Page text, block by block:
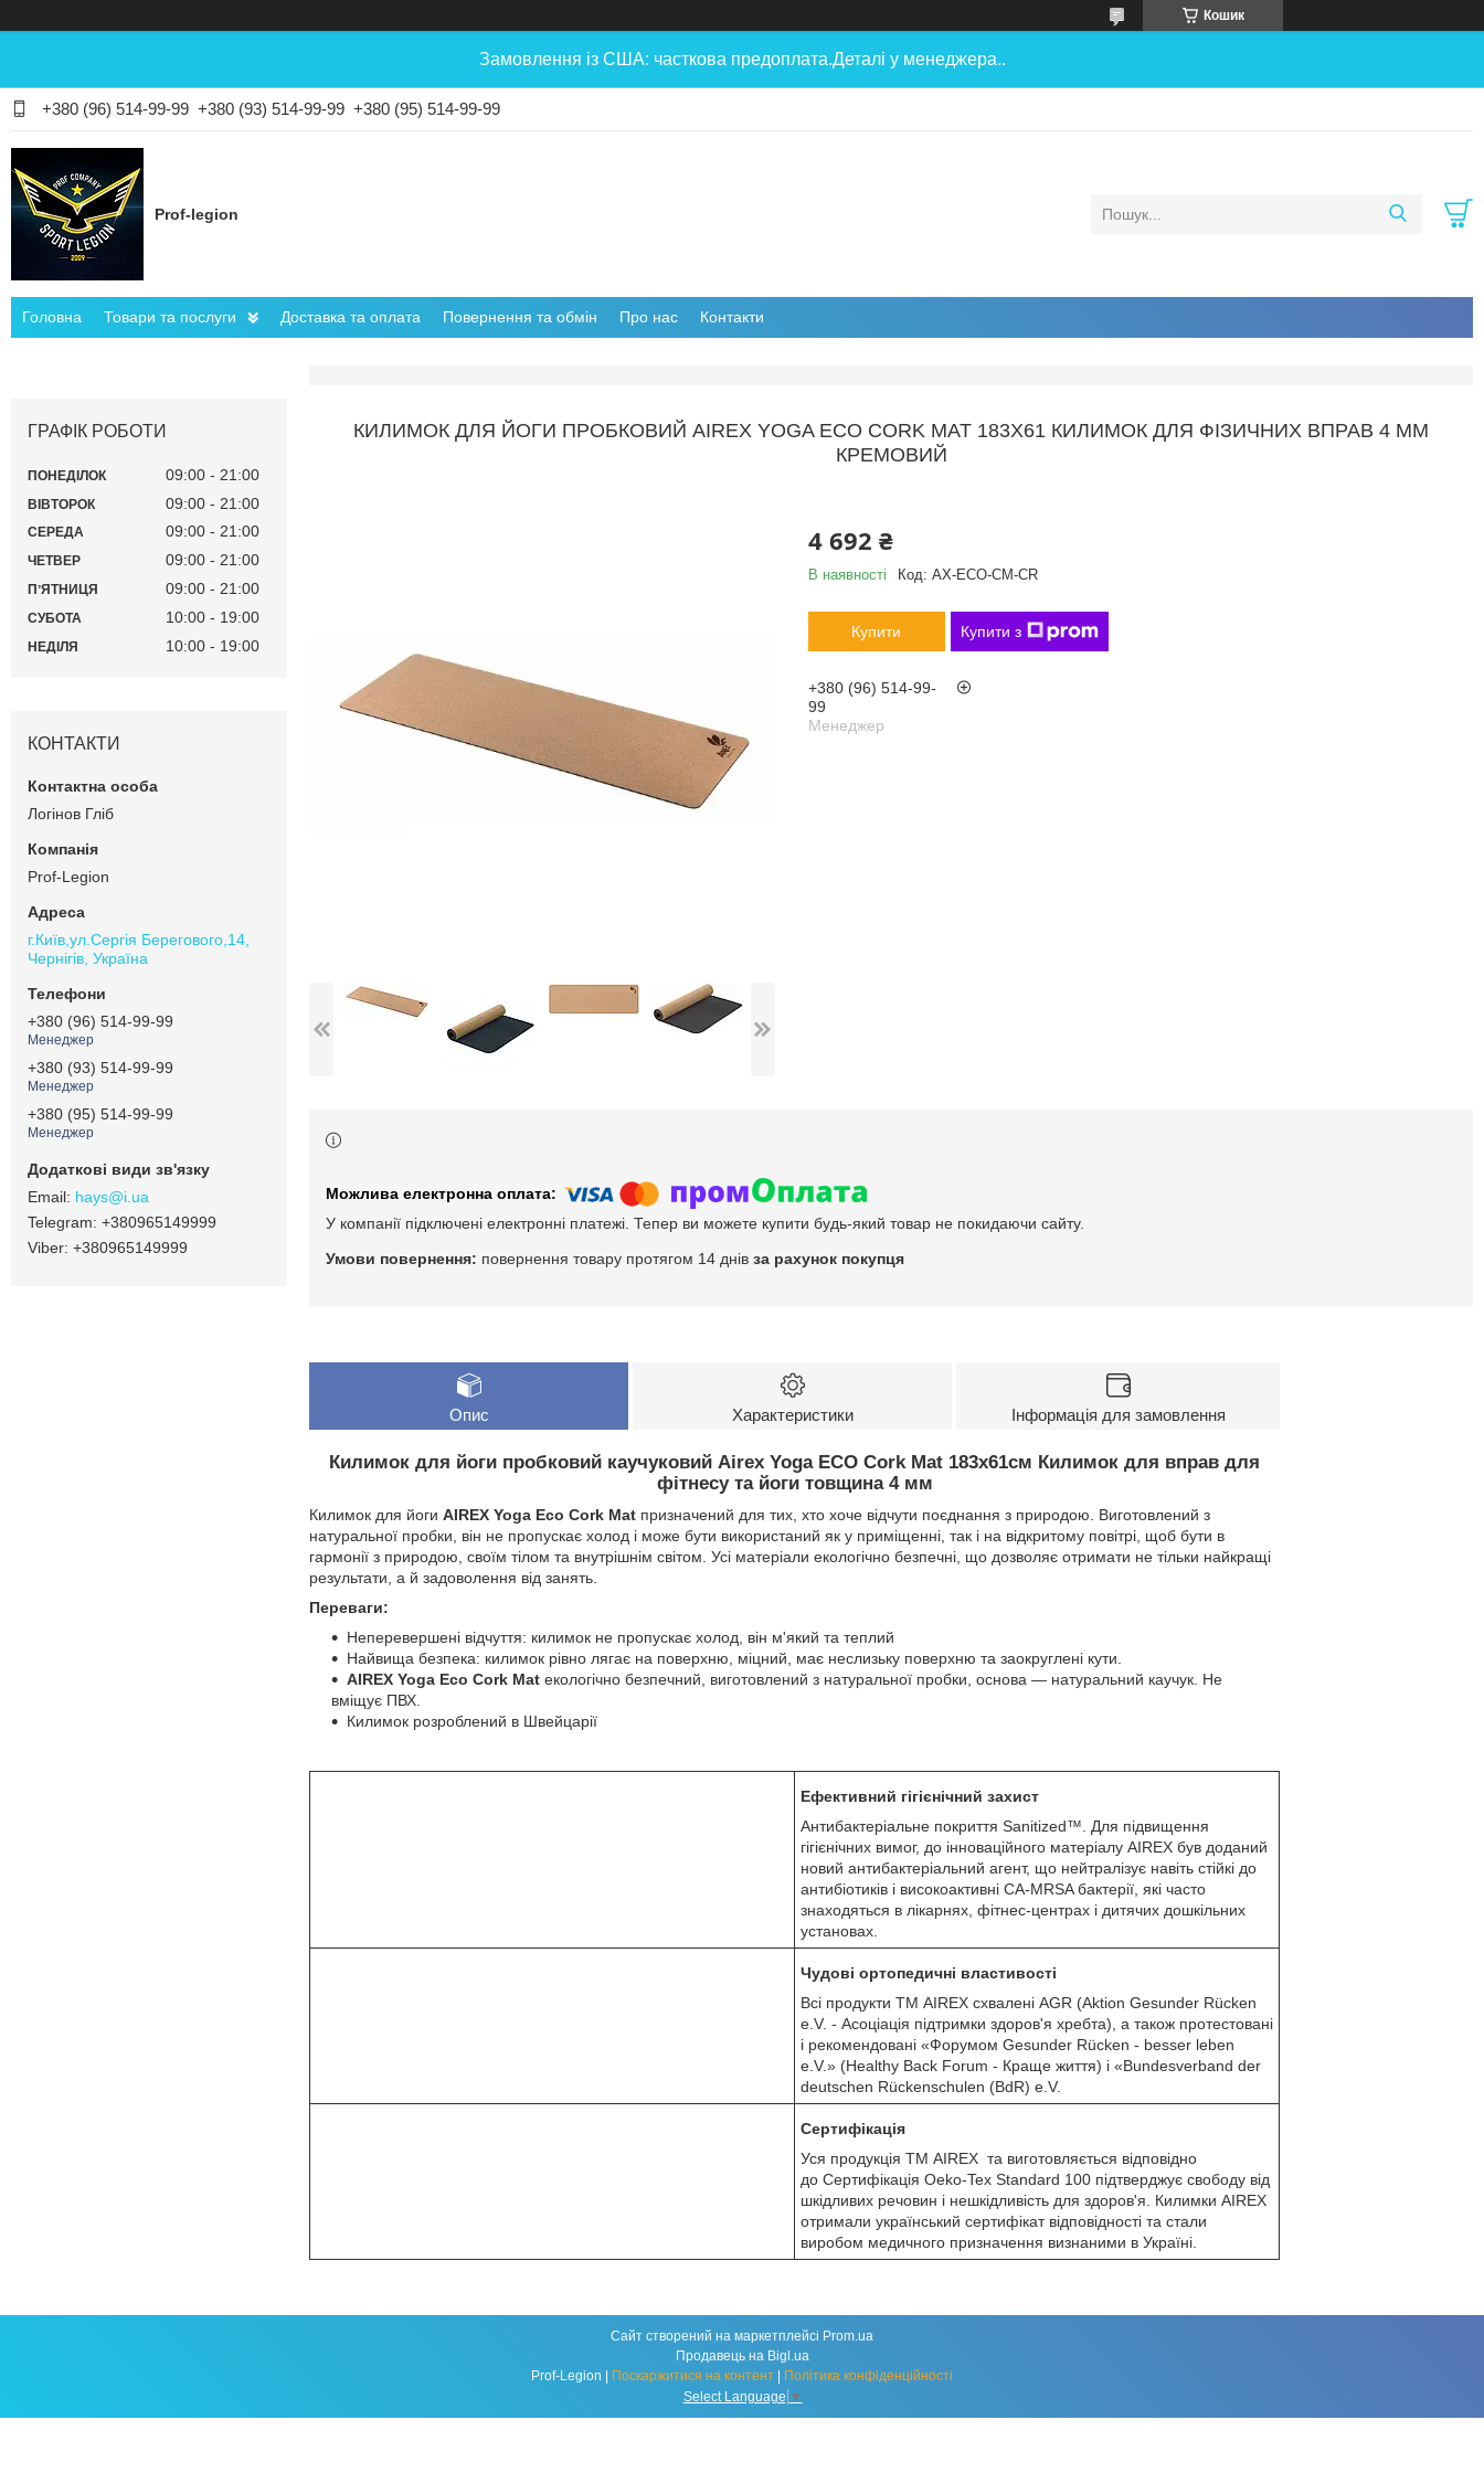
Кошик
Замовлення із США: часткова предоплата.Деталі у менеджера..
+380 (96) 514-99-99 +380 (93) 514-99-99 +380 (95) 514-99-99
Prof-legion
Головна Товари та послуги Доставка та оплата Повернення та обмін Про нас Контакти
КИЛИМОК ДЛЯ ЙОГИ ПРОБКОВИЙ AIREX YOGA ECO CORK MAT 183Х61 КИЛИМОК ДЛЯ ФІЗИЧНИХ ВПРАВ 4 ММ
КРЕМОВИЙ
4 692 ₴
В наявності Код: AX-ECO-CM-CR
Купити Купити з
+380 (96) 514-99-
99
Менеджер
У компанії підключені електронні платежі. Тепер ви можете купити будь-який товар не покидаючи сайту.
повернення товару протягом 14 днів за рахунок покупця
Опис Характеристики Інформація для замовлення
Килимок для йоги пробковий каучуковий Airex Yoga ECO Cork Mat 183х61см Килимок для вправ для
фітнесу та йоги товщина 4 мм
Килимок для йоги AIREX Yoga Eco Cork Mat призначений для тих, хто хоче відчути поєднання з природою. Виготовлений з
натуральної пробки, він не пропускає холод і може бути використаний як у приміщенні, так і на відкритому повітрі, щоб бути в
гармонії з природою, своїм тілом та внутрішнім світом. Усі матеріали екологічно безпечні, що дозволяє отримати не тільки найкращі
результати, а й задоволення від занять.
Переваги:
Неперевершені відчуття: килимок не пропускає холод, він м'який та теплий
Найвища безпека: килимок рівно лягає на поверхню, міцний, має неслизьку поверхню та заокруглені кути.
AIREX Yoga Eco Cork Mat екологічно безпечний, виготовлений з натуральної пробки, основа — натуральний каучук. Не
вміщує ПВХ.
Килимок розроблений в Швейцарії
Ефективний гігієнічний захист
Антибактеріальне покриття Sanitized™. Для підвищення
гігієнічних вимог, до інноваційного матеріалу AIREX був доданий
новий антибактеріальний агент, що нейтралізує навіть стійкі до
антибіотиків і високоактивні CA-MRSA бактерії, які часто
знаходяться в лікарнях, фітнес-центрах і дитячих дошкільних
установах.
Чудові ортопедичні властивості
Всі продукти ТМ AIREX схвалені AGR (Aktion Gesunder Rücken
e.V. - Асоціація підтримки здоров'я хребта), а також протестовані
і рекомендовані «Форумом Gesunder Rücken - besser leben
e.V.» (Healthy Back Forum - Краще життя) і «Bundesverband der
deutschen Rückenschulen (BdR) e.V.
Сертифікація
Уся продукція ТМ AIREX та виготовляється відповідно
до Сертифікація Oeko-Tex Standard 100 підтверджує свободу від
шкідливих речовин і нешкідливість для здоров'я. Килимки AIREX
отримали український сертифікат відповідності та стали
виробом медичного призначення визнаними в Україні.
ГРАФІК РОБОТИ
ПОНЕДІЛОК 09:00 21:00
ВІВТОРОК 09:00 21:00
СЕРЕДА 09:00 21:00
ЧЕТВЕР 09:00 21:00
ПʼЯТНИЦЯ 09:00 21:00
СУБОТА 10:00 19:00
НЕДІЛЯ 10:00 19:00
КОНТАКТИ
Логінов Гліб
Prof-Legion
г.Київ,ул.Сергiя Берегового,14,
Чернігів, Україна
+380 (96) 514-99-99
Менеджер
+380 (93) 514-99-99
Менеджер
+380 (95) 514-99-99
Менеджер
hays@i.ua
+380965149999
+380965149999
Сайт створений на маркетплейсі Prom.ua
Продавець на Bigl.ua
Поскаржитися на контент
Політика конфіденційності
Select Language ▼